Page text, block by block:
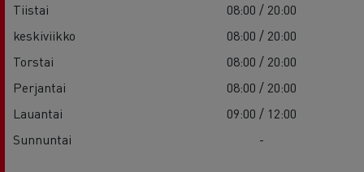
Tiistai
08:00 / 20:00
keskiviikko
08:00 / 20:00
Torstai
08:00 / 20:00
Perjantai
08:00 / 20:00
Lauantai
09:00 / 12:00
Sunnuntai
-